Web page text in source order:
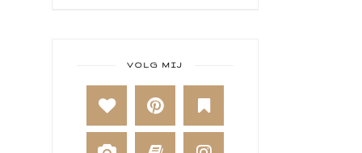
BAKKEN
BEESTENBOEL
VOLG MIJ